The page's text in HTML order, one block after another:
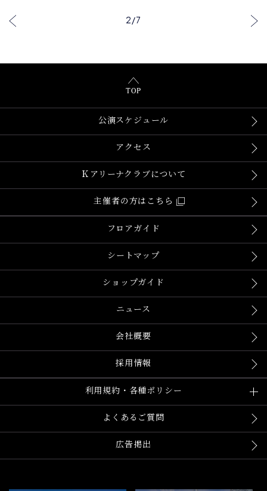
2/7
TOP
公演スケジュール
アクセス
Ｋアリーナクラブについて
主催者の方はこちら
フロアガイド
シートマップ
ショップガイド
ニュース
会社概要
採用情報
利用規約・各種ポリシー
よくあるご質問
広告掲出